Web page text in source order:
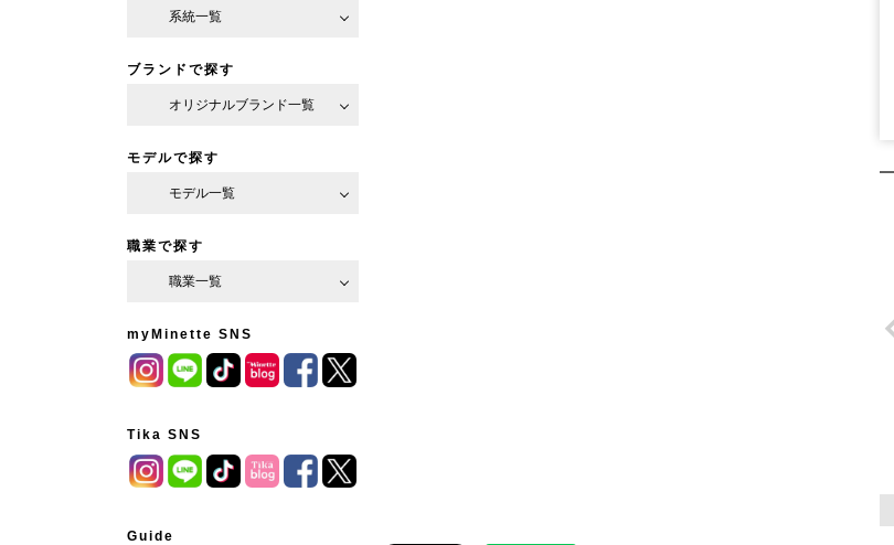
系統一覧
ブランドで探す
オリジナルブランド一覧
モデルで探す
モデル一覧
職業で探す
職業一覧
myMinette SNS
Tika SNS
Guide